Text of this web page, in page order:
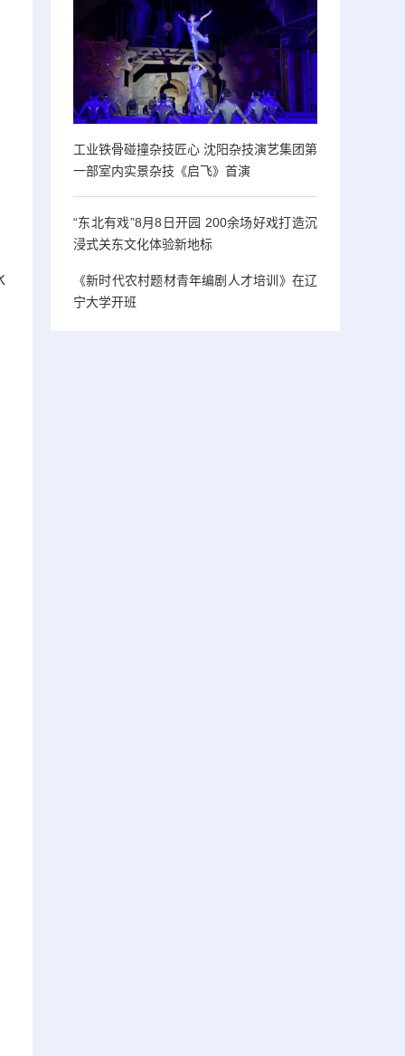
工业铁骨碰撞杂技匠心 沈阳杂技演艺集团第
一部室内实景杂技《启飞》首演
“东北有戏”8月8日开园 200余场好戏打造沉
浸式关东文化体验新地标
《新时代农村题材青年编剧人才培训》在辽
宁大学开班